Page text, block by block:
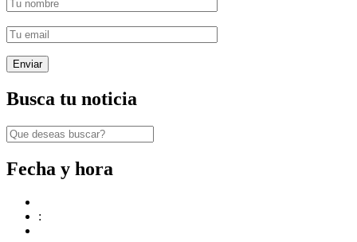
Busca tu noticia
Fecha y hora
: